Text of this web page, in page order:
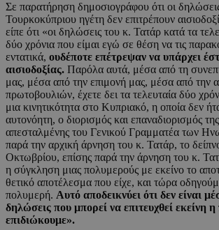
Σε παρατήρηση δημοσιογράφου ότι οι
Τουρκοκύπριου ηγέτη δεν επιτρέπουν
είπε ότι «οι δηλώσεις του κ. Τατάρ κατά τα
δύο χρόνια που είμαι εγώ σε θέση να τις
εντατικά, ουδέποτε επέτρεψαν να υπάρχει
αισιοδοξίας. Παρόλα αυτά, μέσα από τη
μας, μέσα από την επιμονή μας, μέσα από την
πρωτοβουλιών, έχετε δει τα τελευταία δύο
μια κινητικότητα στο Κυπριακό, η οποία δεν
αυτονόητη, ο διορισμός και επαναδιορισμός
απεσταλμένης του Γενικού Γραμματέα των
παρά την αρχική άρνηση του κ. Τατάρ, το
Οκτωβρίου, επίσης παρά την άρνηση του κ.
η σύγκληση μιας πολυμερούς με εκείνο το
θετικό αποτέλεσμα που είχε, και τώρα
πολυμερή. Αυτό αποδεικνύει ότι δεν είναι
δηλώσεις που μπορεί να επιτευχθεί εκείνη
επιδιώκουμε».